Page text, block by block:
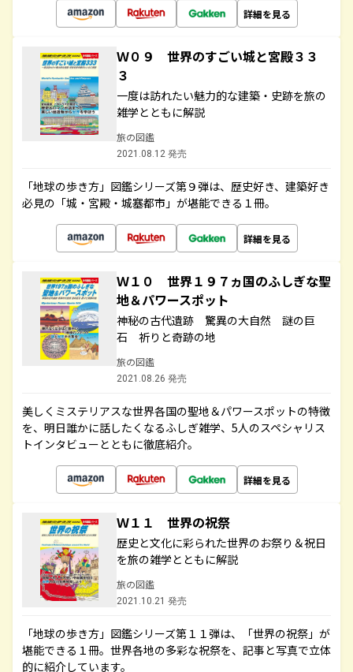
詳細を見る
Ｗ０９ 世界のすごい城と宮殿３３
３
一度は訪れたい魅力的な建築・史跡を旅の
雑学とともに解説
旅の図鑑
2021.08.12 発売
「地球の歩き方」図鑑シリーズ第９弾は、歴史好き、建築好き
必見の「城・宮殿・城塞都市」が堪能できる１冊。
詳細を見る
Ｗ１０ 世界１９７ヵ国のふしぎな聖
地＆パワースポット
神秘の古代遺跡 驚異の大自然 謎の巨
石 祈りと奇跡の地
旅の図鑑
2021.08.26 発売
美しくミステリアスな世界各国の聖地＆パワースポットの特徴
を、明日誰かに話したくなるふしぎ雑学、5人のスペシャリス
トインタビューとともに徹底紹介。
詳細を見る
Ｗ１１ 世界の祝祭
歴史と文化に彩られた世界のお祭り＆祝日
を旅の雑学とともに解説
旅の図鑑
2021.10.21 発売
「地球の歩き方」図鑑シリーズ第１１弾は、「世界の祝祭」が
堪能できる１冊。世界各地の多彩な祝祭を、記事と写真で立体
的に紹介しています。